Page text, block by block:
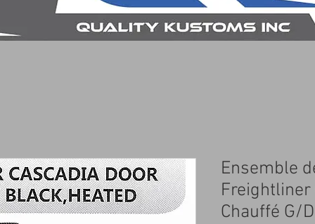
Ensemble
Freightliner
Chauffé G/D